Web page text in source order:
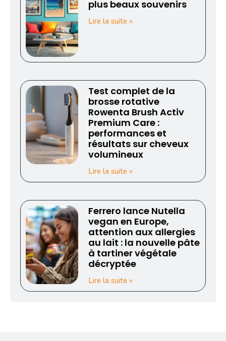
plus beaux souvenirs
Lire la suite »
Test complet de la
brosse rotative
Rowenta Brush Activ
Premium Care :
performances et
résultats sur cheveux
volumineux
Lire la suite »
Ferrero lance Nutella
vegan en Europe,
attention aux allergies
au lait : la nouvelle pâte
à tartiner végétale
décryptée
Lire la suite »